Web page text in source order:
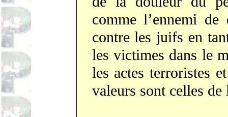
comme l’ennemi
contre les juifs en
les victimes dans le
les actes terroristes
valeurs sont celles de